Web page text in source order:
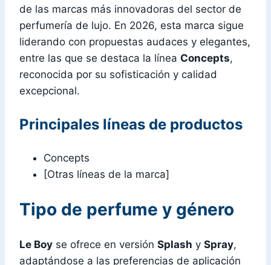
de las marcas más innovadoras del sector de
perfumería de lujo. En 2026, esta marca sigue
liderando con propuestas audaces y elegantes,
entre las que se destaca la línea Concepts,
reconocida por su sofisticación y calidad
excepcional.
Principales líneas de productos
Concepts
[Otras líneas de la marca]
Tipo de perfume y género
Le Boy se ofrece en versión Splash y Spray,
adaptándose a las preferencias de aplicación